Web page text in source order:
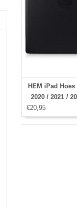
HEM iPad
2020 / 2021 /
€20,95